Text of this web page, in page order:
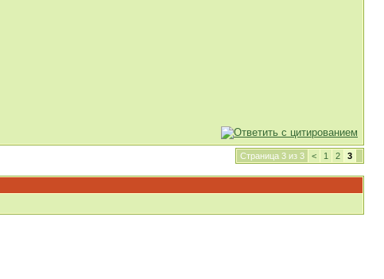
Страница 3 из 3 < 1 2 3